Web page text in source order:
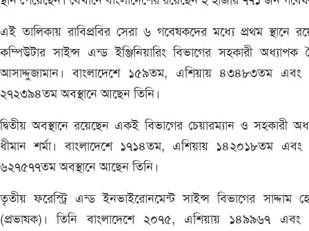
এই তালিকায় রাবিপ্রবির সেরা ৬ গবেষকদের মধ্যে প্রথম স্থানে
কম্পিউটার সাইন্স এন্ড ইঞ্জিনিয়ারিং বিভাগের সহকারী অধ্যাপক
আসাদ্দুজামান। বাংলাদেশে ১৫৯তম, এশিয়ায় ৪৩৪৮৩তম এবং
২৭২৩৯৪তম অবস্থানে আছেন তিনি।
দ্বিতীয় অবস্থানে রয়েছেন একই বিভাগের চেয়ারম্যান ও সহকারী
ধীমান শর্মা। বাংলাদেশে ১৭১৪তম, এশিয়ায় ১৪২০১৮তম এবং
৬২৭৫৭৭তম অবস্থানে আছেন তিনি।
তৃতীয় ফরেস্ট্রি এন্ড ইনভাইরোনমেন্ট সাইন্স বিভাগের সাদ্দাম
(প্রভাষক)। তিনি বাংলাদেশে ২০৭৫, এশিয়ায় ১৪৯৯৬৭ এবং